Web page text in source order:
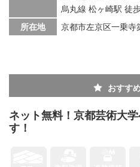
烏丸線 松ヶ崎駅 徒
所在地
京都市左京区一乗寺
おすす
ネット無料！京都芸術大
す！